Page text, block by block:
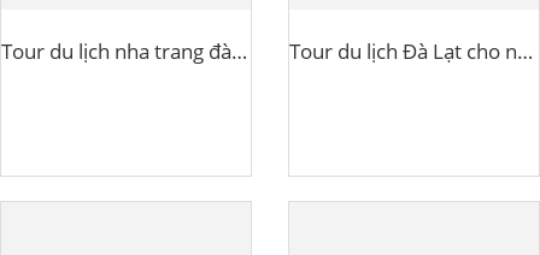
Tour du lịch nha trang đà lạt bằng máy bay Tour du lịch Đà Lạt cho người lớn tuổi